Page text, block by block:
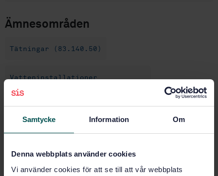
Samtycke Information Om
Denna webbplats använder cookies
Vi använder cookies för att se till att vår webbplats
Ämnesområden
Tätningar (83.140.50)
Vatteninstallationer
(91.140.60)
Avloppsinstallationer
(91.140.80)